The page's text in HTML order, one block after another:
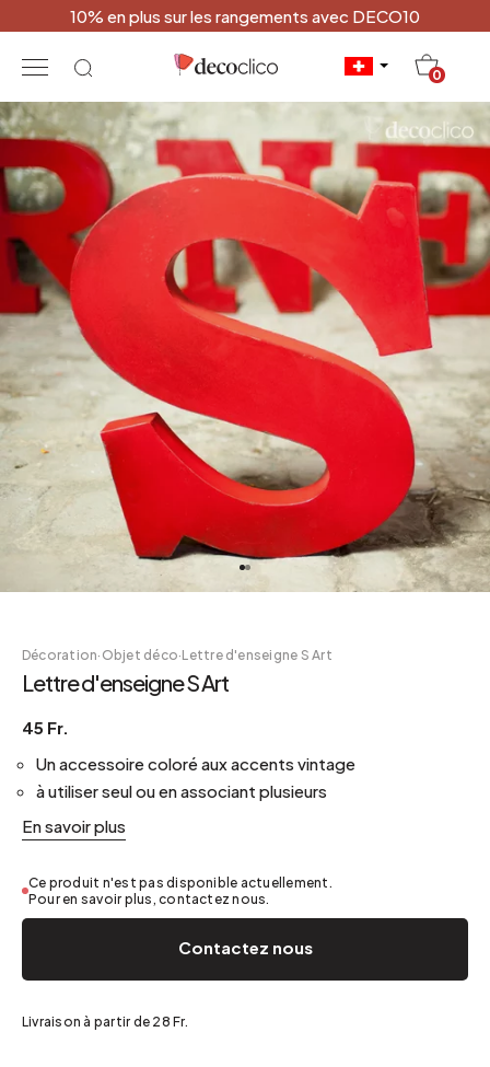
10% en plus sur les rangements avec DECO10
0
Décoration· Objet déco·Lettre d'enseigne S Art
Lettre d'enseigne S Art
45 Fr.
Un accessoire coloré aux accents vintage
à utiliser seul ou en associant plusieurs
En savoir plus
Ce produit n'est pas disponible actuellement.
Pour en savoir plus, contactez nous.
Contactez nous
Livraison à partir de 28 Fr.